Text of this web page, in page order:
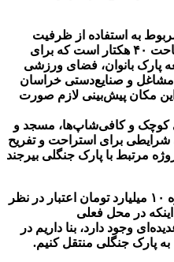
به استفاده از ظرفیت
۴۰ هکتار است که برای
پارک بانوان، فضای ورزشی
و صنایع‌دستی خراسان
این مکان پیش‌بینی لازم صورت
کوچک و کافی‌شاپ‌ها، مسجد و
شرایطی برای استراحت و تفریح
مرتبط با پارک جنگلی بیرجند
۱۰ میلیارد تومان اعتبار در نظر
در محل فعلی
وجود دارد، بنا داریم در
به پارک جنگلی منتقل کنیم.